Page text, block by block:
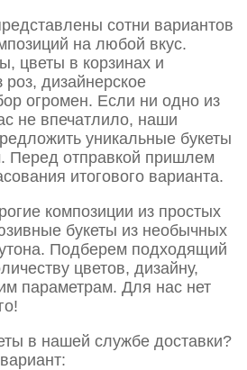
сотни вариантов
на любой вкус.
цветы в корзинах и
роз, дизайнерское
огромен. Если ни одно из
не впечатлило, наши
уникальные букеты
Перед отправкой пришлем
итогового варианта.
композиции из простых
букеты из необычных
Подберем подходящий
цветов, дизайну,
параметрам. Для нас нет
в нашей службе доставки?